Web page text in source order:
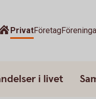
PrivatFöretag
i livet